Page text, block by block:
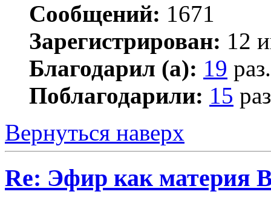
Сообщений: 1671
Зарегистрирован: 12
Благодарил (а): 19 раз.
Поблагодарили: 15
Вернуться наверх
Re: Эфир как материя